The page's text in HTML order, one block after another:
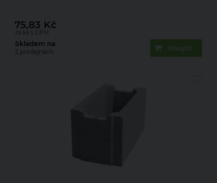
za ks s DPH
75,83 Kč
Koupit
Skladem na
2 prodejnách